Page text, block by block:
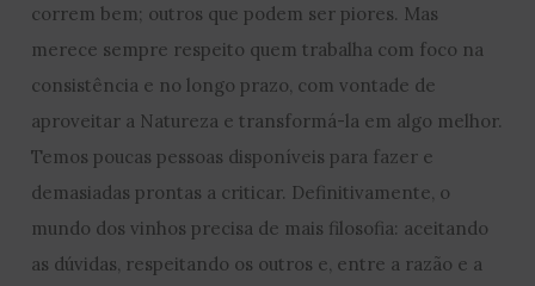
correm bem; outros que podem ser piores. Mas
merece sempre respeito quem trabalha com foco na
consistência e no longo prazo, com vontade de
aproveitar a Natureza e transformá-la em algo melhor.
Temos poucas pessoas disponíveis para fazer e
demasiadas prontas a criticar. Definitivamente, o
mundo dos vinhos precisa de mais filosofia: aceitando
as dúvidas, respeitando os outros e, entre a razão e a